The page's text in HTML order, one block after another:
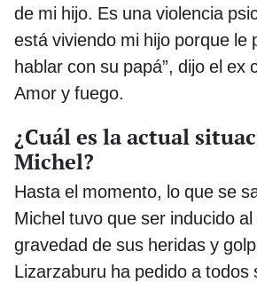
de mi hijo. Es una violencia
está viviendo mi hijo porque le
hablar con su papá”, dijo el ex
Amor y fuego.
¿Cuál es la actual
Michel?
Hasta el momento, lo que se
Michel tuvo que ser inducido
gravedad de sus heridas y
Lizarzaburu ha pedido a todos